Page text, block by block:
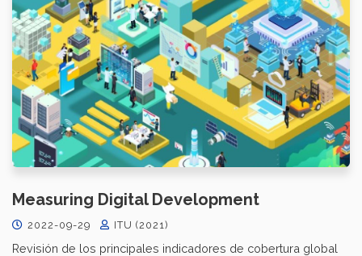
Measuring Digital Development
2022-09-29 ITU (2021)
Revisión de los principales indicadores de cobertura global